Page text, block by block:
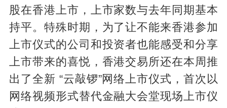
股在香港上市，上市家数与去年同期基本
持平。特殊时期，为了让不能来香港参加
上市仪式的公司和投资者也能感受和分享
上市带来的喜悦，香港交易所还在本周推
出了全新 “云敲锣”网络上市仪式，首次以
网络视频形式替代金融大会堂现场上市仪